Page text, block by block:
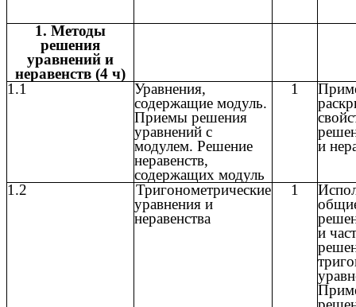
1. Методы
решения
уравнений и
неравенств (4 ч)
1.1
Уравнения,
содержащие модуль.
Приемы решения
уравнений с
модулем. Решение
неравенств,
содержащих модуль
1
и
1.2
Тригонометрические
уравнения и
неравенства
1
и